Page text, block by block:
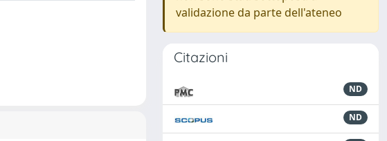
validazione da parte dell'ateneo
Citazioni
ND
ND